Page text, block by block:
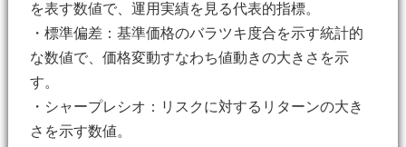
を表す数値で、運用実績を見る代表的指標。
・標準偏差：基準価格のバラツキ度合を示す統計的
な数値で、価格変動すなわち値動きの大きさを示
す。
・シャープレシオ：リスクに対するリターンの大き
さを示す数値。